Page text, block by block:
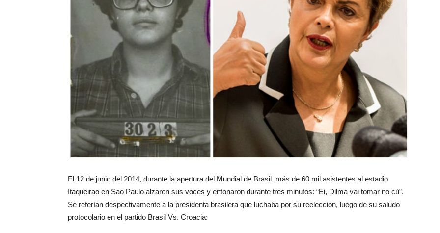
El 12 de junio del 2014, durante la apertura del Mundial de Brasil, más de 60 mil asistentes al estadio
Itaqueirao en Sao Paulo alzaron sus voces y entonaron durante tres minutos: “Ei, Dilma vai tomar no cú”.
Se referían despectivamente a la presidenta brasilera que luchaba por su reelección, luego de su saludo
protocolario en el partido Brasil Vs. Croacia: